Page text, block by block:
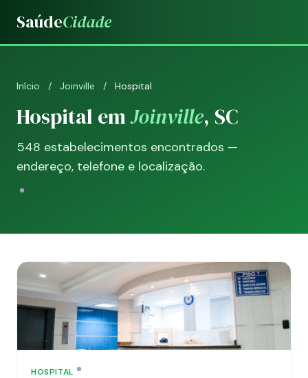
SaúdeCidade
Início / Joinville / Hospital
Hospital emJoinville, SC
548 estabelecimentos encontrados —
endereço, telefone e localização.
HOSPITAL